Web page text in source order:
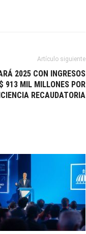
Artículo siguiente
2025 CON INGRESOS
913 MIL MILLONES POR
RECAUDATORIA